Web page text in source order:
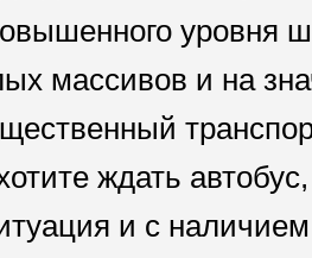
уровня
массивов и на
ждать
и с